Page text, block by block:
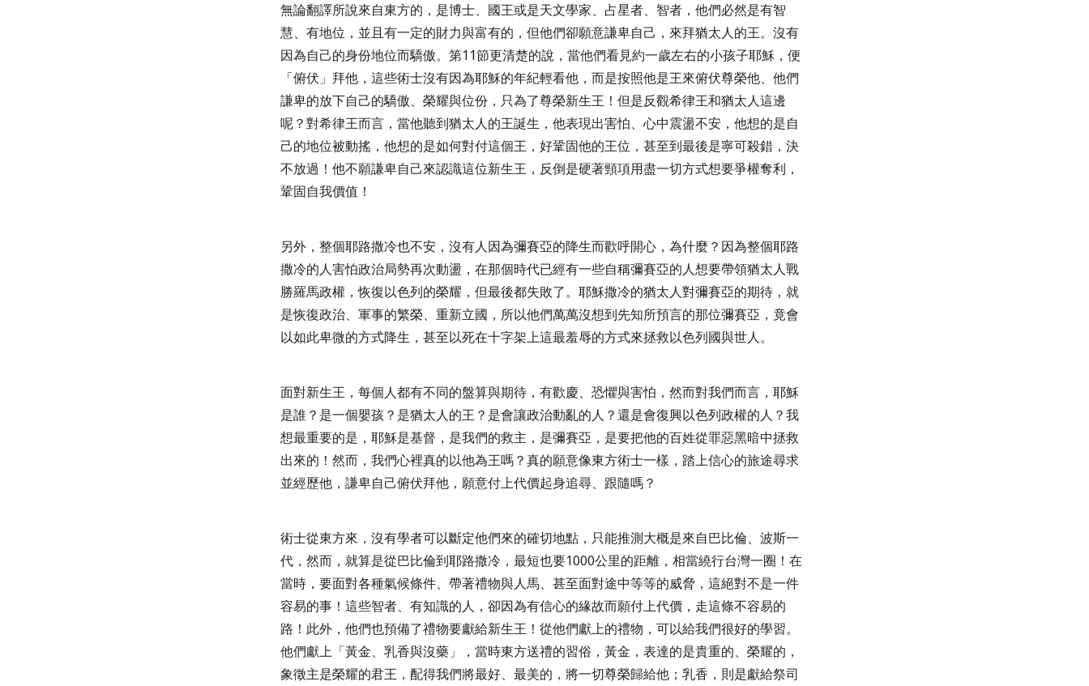
無論翻譯所說來自東方的，是博士、國王或是天文學家、占星者、智者，他們必然是有智
慧、有地位，並且有一定的財力與富有的，但他們卻願意謙卑自己，來拜猶太人的王。沒有
因為自己的身份地位而驕傲。第11節更清楚的說，當他們看見約一歲左右的小孩子耶穌，便
「俯伏」拜他，這些術士沒有因為耶穌的年紀輕看他，而是按照他是王來俯伏尊榮他、他們
謙卑的放下自己的驕傲、榮耀與位份，只為了尊榮新生王！但是反觀希律王和猶太人這邊
呢？對希律王而言，當他聽到猶太人的王誕生，他表現出害怕、心中震盪不安，他想的是自
己的地位被動搖，他想的是如何對付這個王，好鞏固他的王位，甚至到最後是寧可殺錯，決
不放過！他不願謙卑自己來認識這位新生王，反倒是硬著頸項用盡一切方式想要爭權奪利，
鞏固自我價值！
另外，整個耶路撒冷也不安，沒有人因為彌賽亞的降生而歡呼開心，為什麼？因為整個耶路
撒冷的人害怕政治局勢再次動盪，在那個時代已經有一些自稱彌賽亞的人想要帶領猶太人戰
勝羅馬政權，恢復以色列的榮耀，但最後都失敗了。耶穌撒冷的猶太人對彌賽亞的期待，就
是恢復政治、軍事的繁榮、重新立國，所以他們萬萬沒想到先知所預言的那位彌賽亞，竟會
以如此卑微的方式降生，甚至以死在十字架上這最羞辱的方式來拯救以色列國與世人。
面對新生王，每個人都有不同的盤算與期待，有歡慶、恐懼與害怕，然而對我們而言，耶穌
是誰？是一個嬰孩？是猶太人的王？是會讓政治動亂的人？還是會復興以色列政權的人？我
想最重要的是，耶穌是基督，是我們的救主，是彌賽亞，是要把他的百姓從罪惡黑暗中拯救
出來的！然而，我們心裡真的以他為王嗎？真的願意像東方術士一樣，踏上信心的旅途尋求
並經歷他，謙卑自己俯伏拜他，願意付上代價起身追尋、跟隨嗎？
術士從東方來，沒有學者可以斷定他們來的確切地點，只能推測大概是來自巴比倫、波斯一
代，然而，就算是從巴比倫到耶路撒冷，最短也要1000公里的距離，相當繞行台灣一圈！在
當時，要面對各種氣候條件、帶著禮物與人馬、甚至面對途中等等的威脅，這絕對不是一件
容易的事！這些智者、有知識的人，卻因為有信心的緣故而願付上代價，走這條不容易的
路！此外，他們也預備了禮物要獻給新生王！從他們獻上的禮物，可以給我們很好的學習。
他們獻上「黃金、乳香與沒藥」，當時東方送禮的習俗，黃金，表達的是貴重的、榮耀的，
象徵主是榮耀的君王，配得我們將最好、最美的，將一切尊榮歸給他；乳香，則是獻給祭司